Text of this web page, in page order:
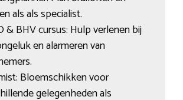
als als specialist.
& BHV cursus: Hulp verlenen bij
en alarmeren van
Bloemschikken voor
gelegenheden als